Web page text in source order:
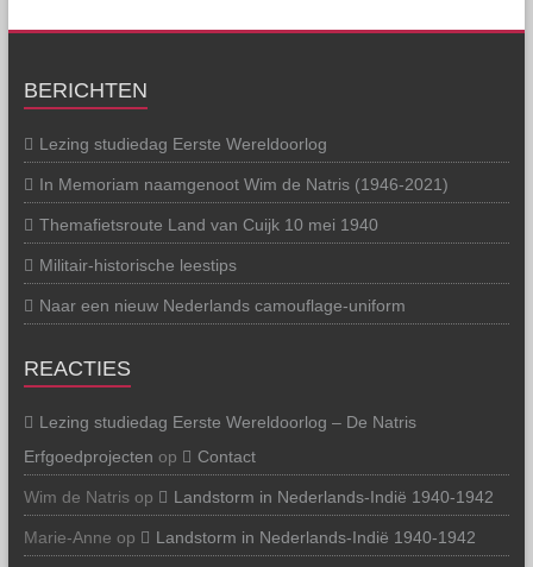
BERICHTEN
Lezing studiedag Eerste Wereldoorlog
In Memoriam naamgenoot Wim de Natris (1946-2021)
Themafietsroute Land van Cuijk 10 mei 1940
Militair-historische leestips
Naar een nieuw Nederlands camouflage-uniform
REACTIES
Lezing studiedag Eerste Wereldoorlog – De Natris
Erfgoedprojecten op Contact
Wim de Natrisop Landstorm in Nederlands-Indië 1940-1942
Marie-Anne op Landstorm in Nederlands-Indië 1940-1942